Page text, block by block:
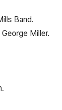
Band.
Miller.